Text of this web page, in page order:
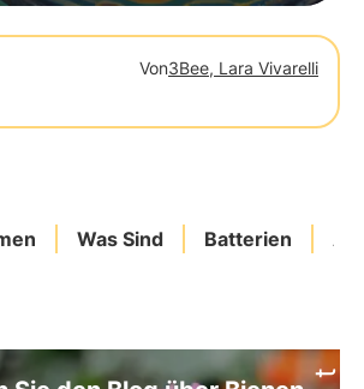
Von3Bee, Lara Vivarelli
Was Sind Batterien